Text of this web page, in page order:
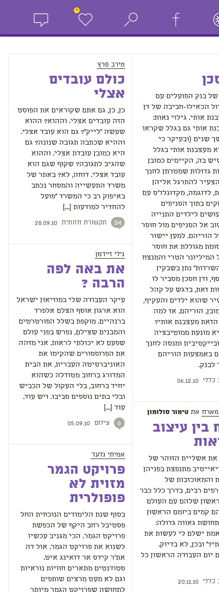
+
בנק הפועלים עם
הכאילו-חביבה של דן
אותי. גילוי נאות:
אותי גם בגלל שקראו
שנים (ובעיקר כי
מעצבנת אותי בגלל
בה, הקיימים כמובן
גדולות שמטרתן לחנך
להתרגל אליהן
לדוגמה, מקדונלד'ס עם
בתוך הסניפים
לילדים התנייה
אל הסניפים מול חוסר
הוריהם. למען יישור
מגוללת את חוסר
המיליונר הטרי והמנצח
נתן בשבקין
ודן חסכן מסביר לו
זאת, בדגש על קהל
שהוא ילדים והעקיף,
הוריהם. אז למה
מעצבנת אותי?
מונעת ממוטיבציה
ומנסה לחנך
באמצעות הוריהם
לבנק.
כללי 06.12.10
מארח את טימור סולומון
בין עיצוב
את אשליית הזוהר של
מתנפצת בפניהן
והמאוכזבות של
רבים, בדרך כלל כבר
שלהם עם העולם
קמים ביומם הראשון
גאווה גדולה:
ישלם לי לעשות את
ובכן, לא בדיוק.
יום העבודה הראשון כל
כללי 20.11.10
מירב פרץ
כולם עובדים
אצלי
כן, כן, גם אתם שקוראים את הפוסט
הזה עובדים אצלי. וההוא? ההוא
שעשה "לייק"? גם הוא עובד אצלי.
וההיא שכתבה תגובה שנונה? גם
היא כמובן עובדת אצלי. וההוא
שהגיב לתגובה? שקוף שגם הוא
עובד אצלי. דוחה, לא? באתר של
משרד התעשייה והמסחר נכתב
באיפוק רב כי המשרד "פועל
להחדיר למודעות […]
34 תקשורת חזותית 28.09.10
גילי זיידמן
את באה לפה
הרבה ?
עיקר העבודה שלי במוזיאון ישראל
הוא ארגון אוסף הצלם אלפרד
ברנהיים. מוקפת בשלל הפורטרטים
והמבנים שצילם, נפרש בפני עולם
שפעם לא יכולתי לראות. אני מזהה
את הפרופסורים שהקימו את
האוניברסיטה העברית, את הבית
המדורג ברחוב מטודלה כשהוא
יחיד ברחוב, בלי העקול של הכביש
ובלי בתים נוספים סביבו. ויש עוד.
עוד […]
6 צילום 05.09.10
אמיתי גלעד
פרויקט הגמר
מזוית לא
פופולרית
בסוף שנת הלימודים הנוכחית החל
פסטיבל רחב היקף של הכפשת
פרויקט הגמר. הכי מגניב עכשיו
לשנוא את פרויקט הגמר. אול דה
את'ר קידס אר דואינג איט.
סטודנטים מתארים חוויות נוראיות
וגם לא מעט מרצים שותפים
לתחושה שפרויקט הגמר מיותר